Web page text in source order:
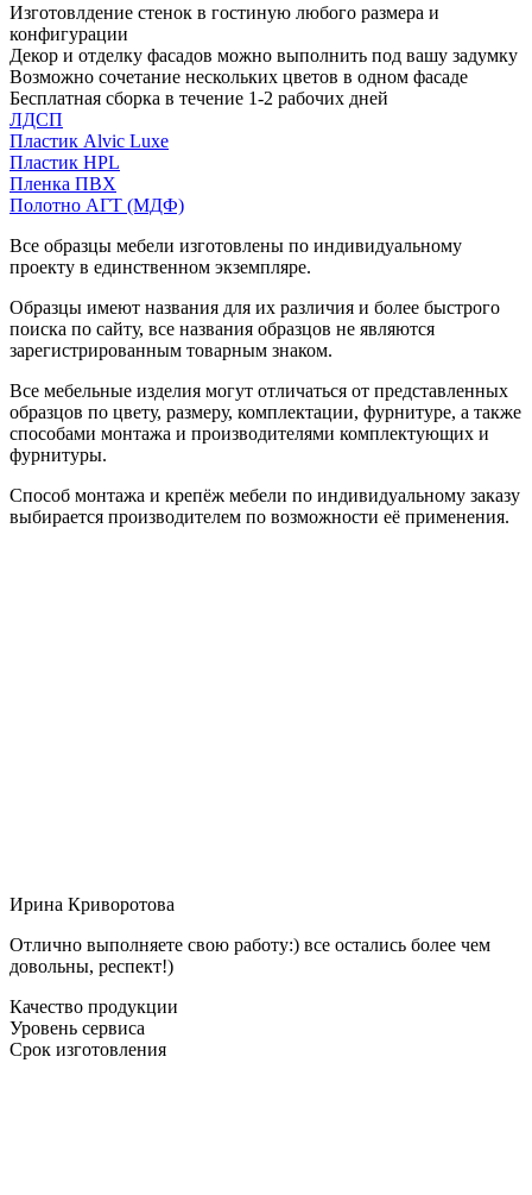
Изготовлдение стенок в гостиную любого размера и
конфигурации
Декор и отделку фасадов можно выполнить под вашу задумку
Возможно сочетание нескольких цветов в одном фасаде
Бесплатная сборка в течение 1-2 рабочих дней
ЛДСП
Пластик Alvic Luxe
Пластик HPL
Пленка ПВХ
Полотно АГТ (МДФ)
Все образцы мебели изготовлены по индивидуальному
проекту в единственном экземпляре.
Образцы имеют названия для их различия и более быстрого
поиска по сайту, все названия образцов не являются
зарегистрированным товарным знаком.
Все мебельные изделия могут отличаться от представленных
образцов по цвету, размеру, комплектации, фурнитуре, а также
способами монтажа и производителями комплектующих и
фурнитуры.
Способ монтажа и крепёж мебели по индивидуальному заказу
выбирается производителем по возможности её применения.
Ирина Криворотова
Отлично выполняете свою работу:) все остались более чем
довольны, респект!)
Качество продукции
Уровень сервиса
Срок изготовления